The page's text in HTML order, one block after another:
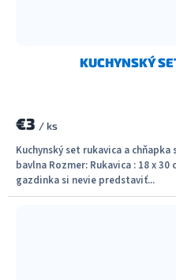
KUCHYNSKÝ
€3 / ks
Kuchynský set rukavica a
bavlna Rozmer: Rukavica : 18 x 30
gazdinka si nevie predstaviť...